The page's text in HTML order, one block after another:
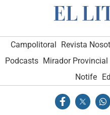
Campolitoral Revista
Podcasts Mirador Provincial
Notife